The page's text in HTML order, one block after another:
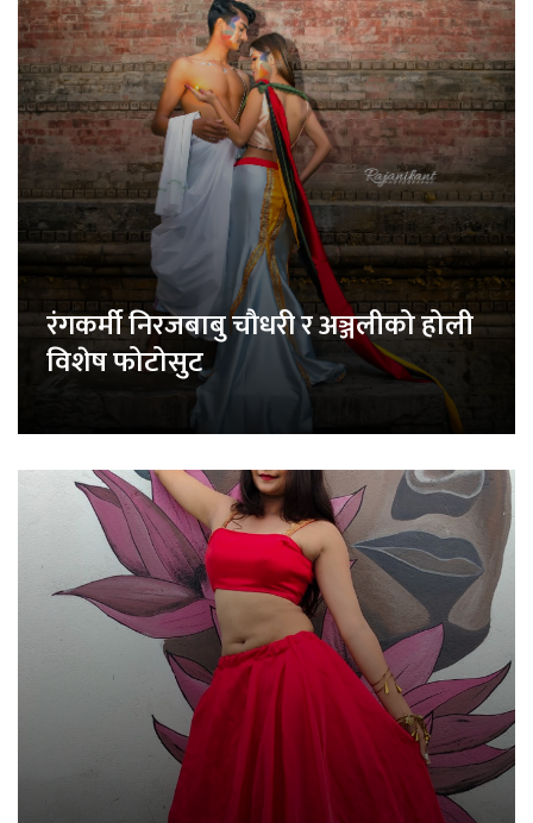
रंगकर्मी निरजबाबु चौधरी र अञ्जलीको होली
विशेष फोटोसुट